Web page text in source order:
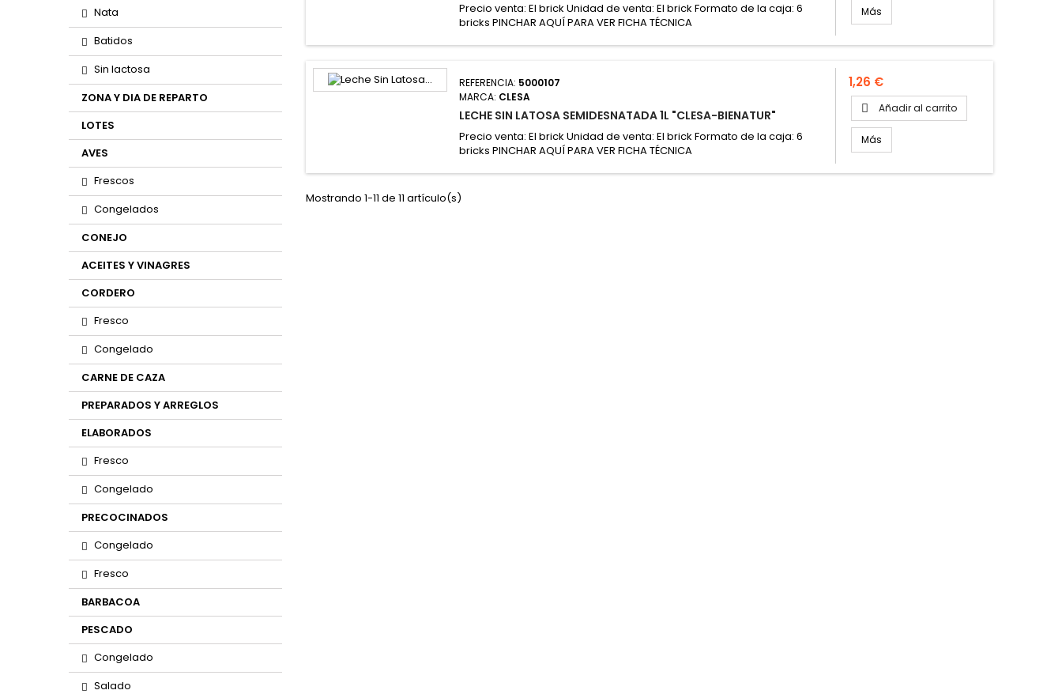
Nata
Batidos
Sin lactosa
ZONA Y DIA DE REPARTO
LOTES
AVES
Frescos
Congelados
CONEJO
ACEITES Y VINAGRES
CORDERO
Fresco
Congelado
CARNE DE CAZA
PREPARADOS Y ARREGLOS
ELABORADOS
Fresco
Congelado
PRECOCINADOS
Congelado
Fresco
BARBACOA
PESCADO
Congelado
Salado
Precio venta: El brick Unidad de venta: El brick Formato de la caja: 6
bricks PINCHAR AQUÍ PARA VER FICHA TÉCNICA
Más
REFERENCIA: 5000107
MARCA: CLESA
LECHE SIN LATOSA SEMIDESNATADA 1L "CLESA-BIENATUR"
Precio venta: El brick Unidad de venta: El brick Formato de la caja: 6
bricks PINCHAR AQUÍ PARA VER FICHA TÉCNICA
Precio
1,26 €
 Añadir al carrito
Más
Mostrando 1-11 de 11 artículo(s)